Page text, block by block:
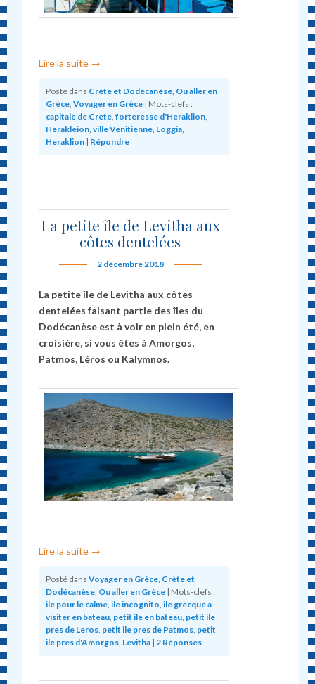
Lire la suite →
Posté dans Crète et Dodécanèse, Ou aller en
Grèce,Voyager en Grèce | Mots-clefs :
capitale de Crete,forteresse d'Heraklion,
Herakleion,ville Venitienne, Loggia,
Heraklion | Répondre
La petite île de Levitha aux
côtes dentelées
2 décembre 2018
La petite île de Levitha aux côtes
dentelées faisant partie des îles du
Dodécanèse est à voir en plein été, en
croisière, si vous êtes à Amorgos,
Patmos, Léros ou Kalymnos.
Lire la suite →
Posté dans Voyager en Grèce Crète et
Dodécanèse Ou aller en Grèce | Mots-clefs :
ile pour le calme ,ile incognito ,ile grecque a
visiter en bateau petit ile en bateau petit ile
pres de Leros petit ile pres de Patmos petit
ile pres d'Amorgos Levitha | 2 Réponses